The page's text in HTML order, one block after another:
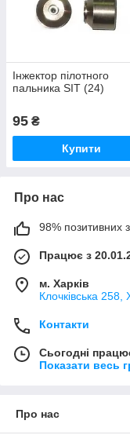
Інжектор пілотного
пальника SIT (24)
95 ₴
Купити
Про нас
98% позитивних з
Працює з
м. Харків
Клочкiвська 258,
Контакти
Сьогодні
Показати весь
Про нас